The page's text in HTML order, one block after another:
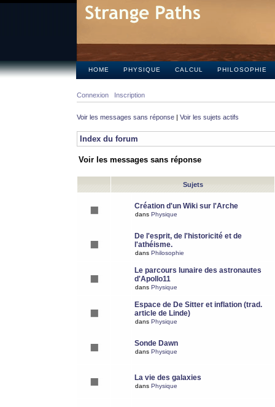
HOME PHYSIQUE CALCUL PHILOSOPHIE
Connexion Inscription
Voir les messages sans réponse | Voir les sujets actifs
Index du forum
Voir les messages sans réponse
Sujets
Création d'un Wiki sur l'Arche
dans Physique
De l'esprit, de l'historicité et de
l'athéisme.
dans Philosophie
Le parcours lunaire des astronautes
d'Apollo11
dans Physique
Espace de De Sitter et inflation (trad.
article de Linde)
dans Physique
Sonde Dawn
dans Physique
La vie des galaxies
dans Physique